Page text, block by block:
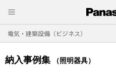
電気・建築設備（ビジネス）
納入事例集 （照明器具）